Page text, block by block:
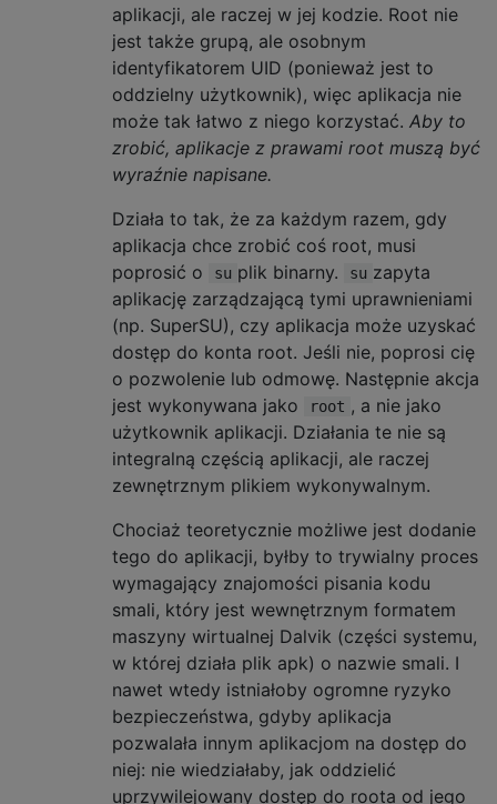
aplikacji, ale raczej w jej kodzie. Root nie
jest także grupą, ale osobnym
identyfikatorem UID (ponieważ jest to
oddzielny użytkownik), więc aplikacja nie
może tak łatwo z niego korzystać. Aby to
zrobić, aplikacje z prawami root muszą być
wyraźnie napisane.
Działa to tak, że za każdym razem, gdy
aplikacja chce zrobić coś root, musi
poprosić o
su plik binarny. su zapyta
aplikację zarządzającą tymi uprawnieniami
(np. SuperSU), czy aplikacja może uzyskać
dostęp do konta root. Jeśli nie, poprosi cię
o pozwolenie lub odmowę. Następnie akcja
jest wykonywana jako
root , a nie jako
użytkownik aplikacji. Działania te nie są
integralną częścią aplikacji, ale raczej
zewnętrznym plikiem wykonywalnym.
Chociaż teoretycznie możliwe jest dodanie
tego do aplikacji, byłby to trywialny proces
wymagający znajomości pisania kodu
smali, który jest wewnętrznym formatem
maszyny wirtualnej Dalvik (części systemu,
w której działa plik apk) o nazwie smali. I
nawet wtedy istniałoby ogromne ryzyko
bezpieczeństwa, gdyby aplikacja
pozwalała innym aplikacjom na dostęp do
niej: nie wiedziałaby, jak oddzielić
uprzywilejowany dostęp do roota od jego